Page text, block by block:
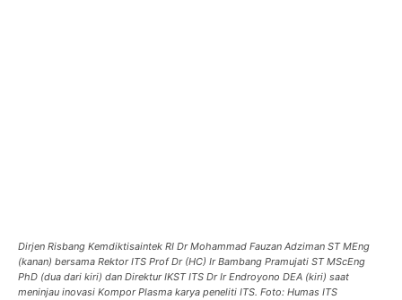
Dirjen Risbang Kemdiktisaintek RI Dr Mohammad Fauzan Adziman ST MEng
(kanan) bersama Rektor ITS Prof Dr (HC) Ir Bambang Pramujati ST MScEng
PhD (dua dari kiri) dan Direktur IKST ITS Dr Ir Endroyono DEA (kiri) saat
meninjau inovasi Kompor Plasma karya peneliti ITS. Foto: Humas ITS